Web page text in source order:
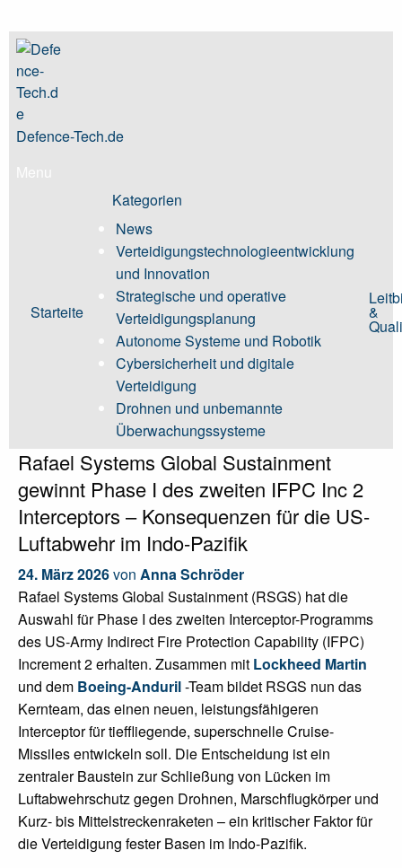
Skip
content
Defence-Tech.de
Menu
Starteite
Kategorien
News
Verteidigungstechnologieentwicklung
und Innovation
Strategische und operative
Verteidigungsplanung
Autonome Systeme und Robotik
Cybersicherheit und digitale
Verteidigung
Drohnen und unbemannte
Überwachungssysteme
&
Rafael Systems Global Sustainment
gewinnt Phase I des zweiten IFPC Inc 2
Interceptors – Konsequenzen für die US-
Luftabwehr im Indo-Pazifik
24. März 2026von Anna Schröder
Rafael Systems Global Sustainment (RSGS) hat die
Auswahl für Phase I des zweiten Interceptor-Programms
des US-Army Indirect Fire Protection Capability (IFPC)
Increment 2 erhalten. Zusammen mit Lockheed Martin
und dem Boeing-Anduril-Team bildet RSGS nun das
Kernteam, das einen neuen, leistungsfähigeren
Interceptor für tieffliegende, superschnelle Cruise-
Missiles entwickeln soll. Die Entscheidung ist ein
zentraler Baustein zur Schließung von Lücken im
Luftabwehrschutz gegen Drohnen, Marschflugkörper und
Kurz- bis Mittelstreckenraketen – ein kritischer Faktor für
die Verteidigung fester Basen im Indo-Pazifik.